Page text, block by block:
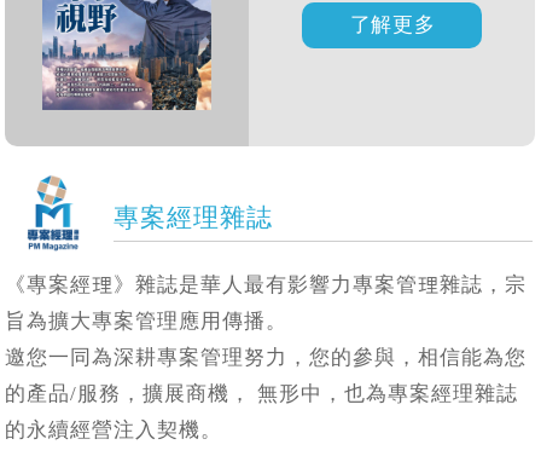
專案經理雜誌
《專案經理》雜誌是華人最有影響力專案管理雜誌，宗
旨為擴大專案管理應用傳播。
邀您一同為深耕專案管理努力，您的參與，相信能為您
的產品/服務，擴展商機， 無形中，也為專案經理雜誌
的永續經營注入契機。